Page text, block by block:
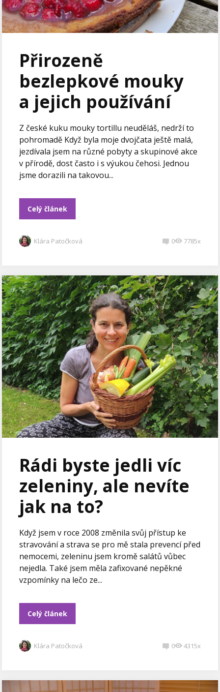
Přirozeně
bezlepkové mouky
a jejich používání
Z české kuku mouky tortillu neuděláš, nedrží to
pohromadě Když byla moje dvojčata ještě malá,
jezdívala jsem na různé pobyty a skupinové akce
v přírodě, dost často i s výukou čehosi. Jednou
jsme dorazili na takovou...
Celý článek
Klára Patočková 0 7785x
Rádi byste jedli víc
zeleniny, ale nevíte
jak na to?
Když jsem v roce 2008 změnila svůj přístup ke
stravování a strava se pro mě stala prevencí před
nemocemi, zeleninu jsem kromě salátů vůbec
nejedla. Také jsem měla zafixované nepěkné
vzpomínky na lečo ze...
Celý článek
Klára Patočková 0 4315x